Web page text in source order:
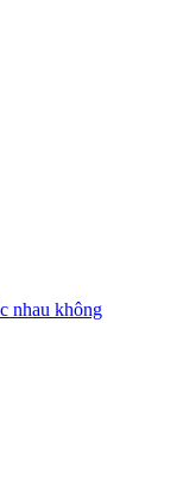
nhau không